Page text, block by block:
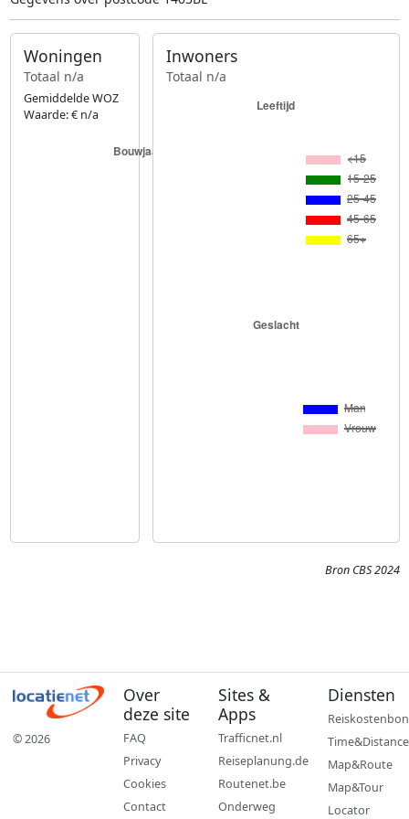
Woningen
Totaal n/a
Gemiddelde WOZ
Waarde: € n/a
Inwoners
Totaal n/a
Bron CBS 2024
© 2026
Over
deze site
FAQ
Privacy
Cookies
Contact
Sites &
Apps
Trafficnet.nl
Reiseplanung.de
Routenet.be
Onderweg
Diensten
Reiskostenbon
Time&Distance
Map&Route
Map&Tour
Locator